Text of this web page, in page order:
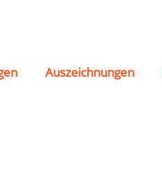
Auszeichnungen